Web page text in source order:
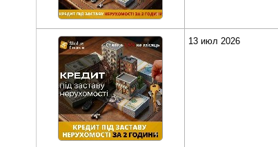
13 июл 2026